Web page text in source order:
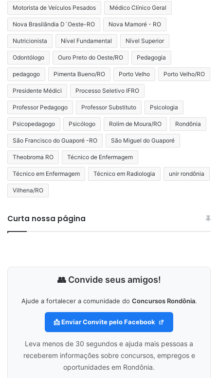
Motorista de Veículos Pesados Médico Clínico Geral
Nova Brasilândia D´Oeste-RO Nova Mamoré - RO
Nutricionista Nível Fundamental Nível Superior
Odontólogo Ouro Preto do Oeste/RO Pedagogia
pedagogo Pimenta Bueno/RO Porto Velho Porto Velho/RO
Presidente Médici Processo Seletivo IFRO
Professor Pedagogo Professor Substituto Psicologia
Psicopedagogo Psicólogo Rolim de Moura/RO Rondônia
São Francisco do Guaporé -RO São Miguel do Guaporé
Theobroma RO Técnico de Enfermagem
Técnico em Enfermagem Técnico em Radiologia unir rondônia
Vilhena/RO
Curta nossa página
👥 Convide seus amigos!
Ajude a fortalecer a comunidade do Concursos Rondônia.
📩 Enviar Convite pelo Facebook
Leva menos de 30 segundos e ajuda mais pessoas a
receberem informações sobre concursos, empregos e
oportunidades em Rondônia.